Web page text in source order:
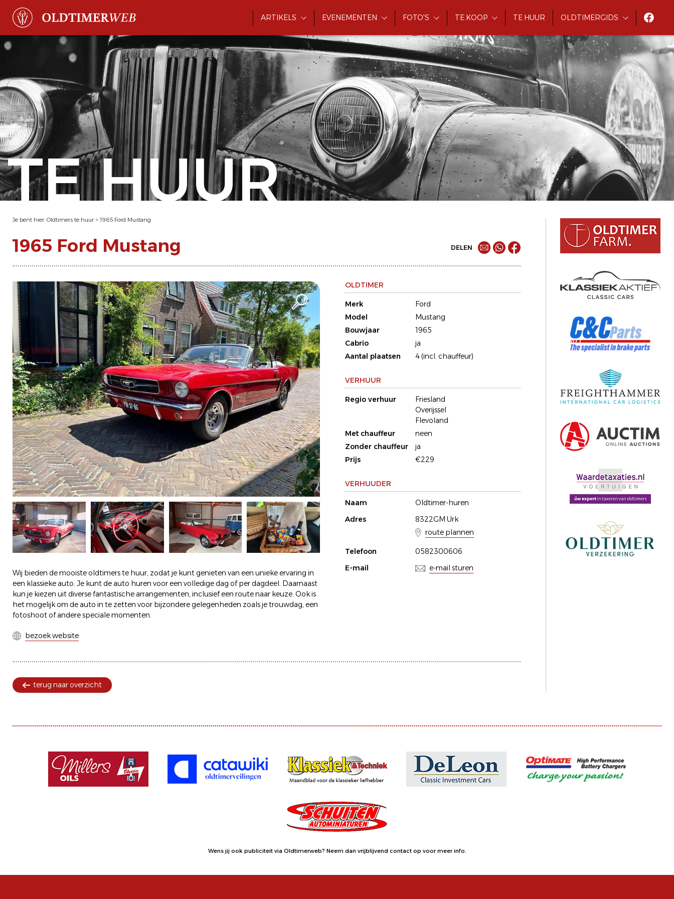
ARTIKELS EVENEMENTEN FOTO'S TE KOOP TE HUUR OLDTIMERGIDS
TE HUUR
Je bent hier: Oldtimers te huur > 1965 Ford Mustang
1965 Ford Mustang DELEN
Wij bieden de mooiste oldtimers te huur, zodat je kunt genieten van een unieke ervaring in
een klassieke auto. Je kunt de auto huren voor een volledige dag of per dagdeel. Daarnaast
kun je kiezen uit diverse fantastische arrangementen, inclusief een route naar keuze. Ook is
het mogelijk om de auto in te zetten voor bijzondere gelegenheden zoals je trouwdag, een
fotoshoot of andere speciale momenten.
bezoek website
OLDTIMER
Merk
Ford
Model
Mustang
Bouwjaar
1965
Cabrio
ja
Aantal plaatsen
4 (incl. chauffeur)
VERHUUR
Regio verhuur
Friesland
Overijssel
Flevoland
Met chauffeur
neen
Zonder chauffeur
ja
Prijs
€229
VERHUUDER
Naam
Oldtimer-huren
Adres
8322GM Urk
route plannen
Telefoon
0582300606
E-mail
e-mail sturen
terug naar overzicht
Wens jij ook publiciteit via Oldtimerweb? Neem dan vrijblijvend contact op voor meer info.